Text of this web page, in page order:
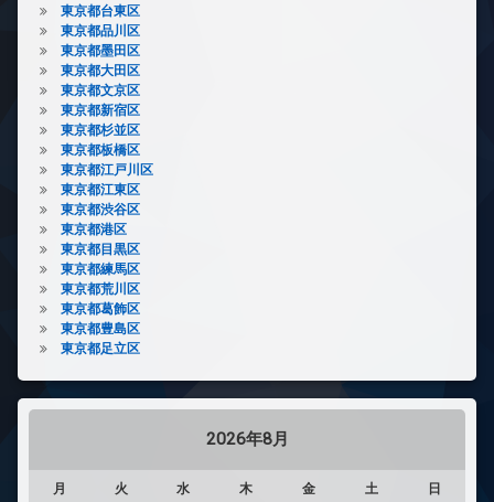
東京都台東区
東京都品川区
東京都墨田区
東京都大田区
東京都文京区
東京都新宿区
東京都杉並区
東京都板橋区
東京都江戸川区
東京都江東区
東京都渋谷区
東京都港区
東京都目黒区
東京都練馬区
東京都荒川区
東京都葛飾区
東京都豊島区
東京都足立区
2026年8月
月 火 水 木 金 土 日